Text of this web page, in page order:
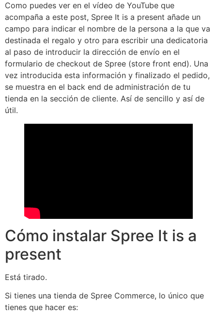
Como puedes ver en el vídeo de YouTube que
acompaña a este post, Spree It is a present añade un
campo para indicar el nombre de la persona a la que va
destinada el regalo y otro para escribir una dedicatoria
al paso de introducir la dirección de envío en el
formulario de checkout de Spree (store front end). Una
vez introducida esta información y finalizado el pedido,
se muestra en el back end de administración de tu
tienda en la sección de cliente. Así de sencillo y así de
útil.
Cómo instalar Spree It is a
present
Está tirado.
Si tienes una tienda de Spree Commerce, lo único que
tienes que hacer es: